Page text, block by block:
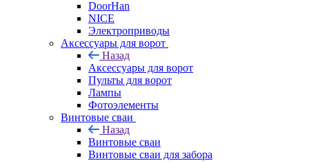
DoorHan
NICE
Электроприводы
Аксессуары для ворот
Назад
Аксессуары для ворот
Пульты для ворот
Лампы
Фотоэлементы
Винтовые сваи
Назад
Винтовые сваи
Винтовые сваи для забора